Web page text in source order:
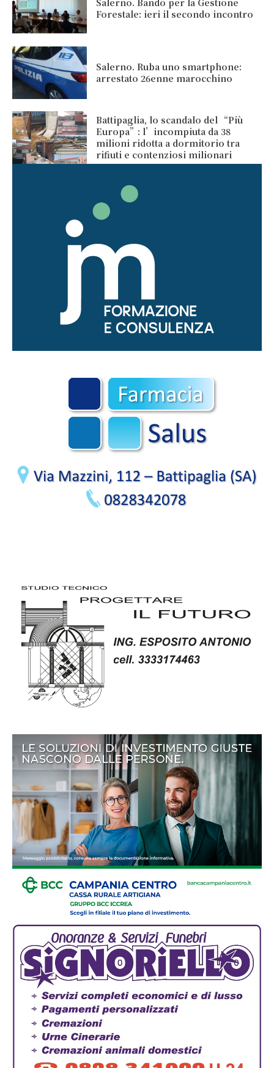
Forestale: ieri il secondo incontro
Salerno. Ruba uno smartphone:
arrestato 26enne marocchino
Battipaglia, lo scandalo del “Più
Europa”: l’incompiuta da 38
milioni ridotta a dormitorio tra
rifiuti e contenziosi milionari